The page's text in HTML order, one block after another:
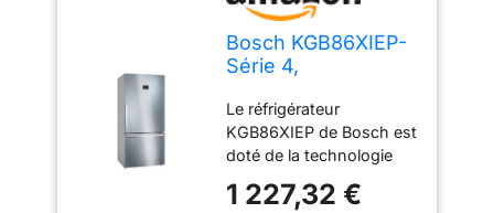
Bosch KGB86XIEP-
Série 4,
combiné pose-
libre,186 x 86 cm,
Inox anti trace de
doigts
Le réfrigérateur
KGB86XIEP de Bosch est
doté de la technologie
combiné maintient un
1 227,32 €